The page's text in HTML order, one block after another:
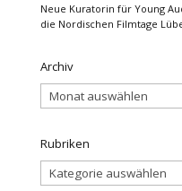
Neue Kuratorin für Young
die Nordischen Filmtage
Archiv
Archiv
Rubriken
Rubriken